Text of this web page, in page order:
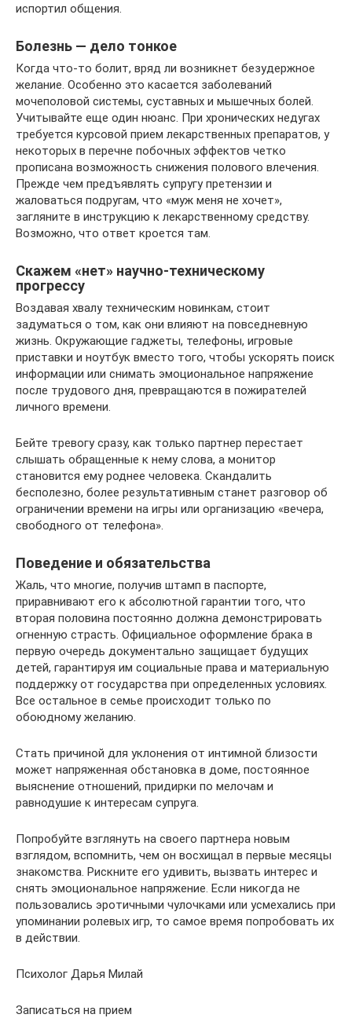
испортил общения.
Болезнь — дело тонкое
Когда что-то болит, вряд ли возникнет безудержное
желание. Особенно это касается заболеваний
мочеполовой системы, суставных и мышечных болей.
Учитывайте еще один нюанс. При хронических недугах
требуется курсовой прием лекарственных препаратов, у
некоторых в перечне побочных эффектов четко
прописана возможность снижения полового влечения.
Прежде чем предъявлять супругу претензии и
жаловаться подругам, что «муж меня не хочет»,
загляните в инструкцию к лекарственному средству.
Возможно, что ответ кроется там.
Скажем «нет» научно-техническому
прогрессу
Воздавая хвалу техническим новинкам, стоит
задуматься о том, как они влияют на повседневную
жизнь. Окружающие гаджеты, телефоны, игровые
приставки и ноутбук вместо того, чтобы ускорять поиск
информации или снимать эмоциональное напряжение
после трудового дня, превращаются в пожирателей
личного времени.
Бейте тревогу сразу, как только партнер перестает
слышать обращенные к нему слова, а монитор
становится ему роднее человека. Скандалить
бесполезно, более результативным станет разговор об
ограничении времени на игры или организацию «вечера,
свободного от телефона».
Поведение и обязательства
Жаль, что многие, получив штамп в паспорте,
приравнивают его к абсолютной гарантии того, что
вторая половина постоянно должна демонстрировать
огненную страсть. Официальное оформление брака в
первую очередь документально защищает будущих
детей, гарантируя им социальные права и материальную
поддержку от государства при определенных условиях.
Все остальное в семье происходит только по
обоюдному желанию.
Стать причиной для уклонения от интимной близости
может напряженная обстановка в доме, постоянное
выяснение отношений, придирки по мелочам и
равнодушие к интересам супруга.
Попробуйте взглянуть на своего партнера новым
взглядом, вспомнить, чем он восхищал в первые месяцы
знакомства. Рискните его удивить, вызвать интерес и
снять эмоциональное напряжение. Если никогда не
пользовались эротичными чулочками или усмехались при
упоминании ролевых игр, то самое время попробовать их
в действии.
Психолог Дарья Милай
Записаться на прием